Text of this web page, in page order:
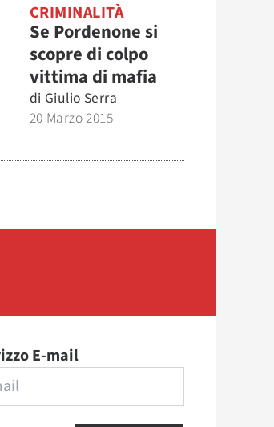
CRIMINALITÀ
Se Pordenone si
scopre di colpo
vittima di mafia
di Giulio Serra
20 Marzo 2015
E-mail